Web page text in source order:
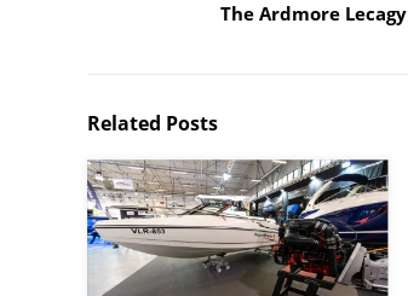
The Ardmore Lecagy
Related Posts